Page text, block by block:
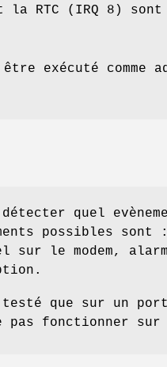
RTC (IRQ 8)
être exécuté
détecter quel
possibles
sur le modem,
testé que sur un
pas fonctionner